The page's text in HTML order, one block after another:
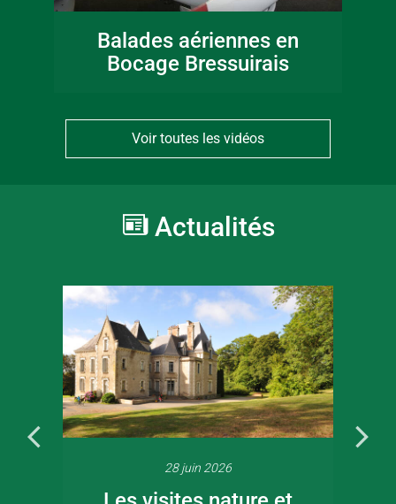
Balades aériennes en
Bocage Bressuirais
Voir toutes les vidéos
Actualités
28 juin 2026